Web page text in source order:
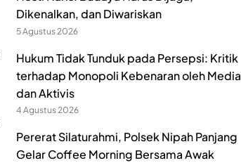
Dikenalkan, dan Diwariskan
5 Agustus 2026
Hukum Tidak Tunduk pada Persepsi: Kritik
terhadap Monopoli Kebenaran oleh Media
dan Aktivis
4 Agustus 2026
Pererat Silaturahmi, Polsek Nipah Panjang
Gelar Coffee Morning Bersama Awak